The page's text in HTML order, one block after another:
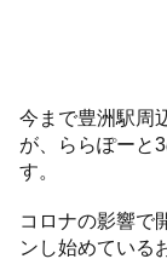
今まで豊洲駅周
が、ららぽーと
す。
コロナの影響で
ンし始めている